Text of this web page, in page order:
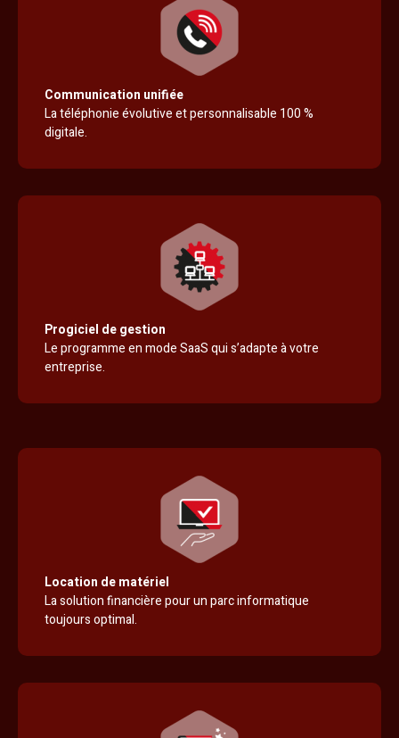
Communication unifiée
La téléphonie évolutive et personnalisable 100 %
digitale.
Progiciel de gestion
Le programme en mode SaaS qui s’adapte à votre
entreprise.
Location de matériel
La solution financière pour un parc informatique
toujours optimal.